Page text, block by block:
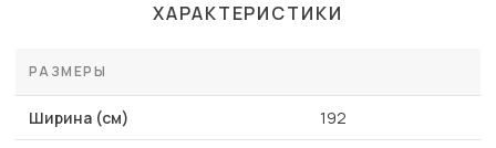
ХАРАКТЕРИСТИКИ
РАЗМЕРЫ
Ширина (см) 192